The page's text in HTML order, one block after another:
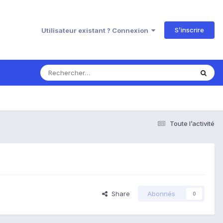
Utilisateur existant ? Connexion S’inscrire
Toute l’activité
Share Abonnés 0